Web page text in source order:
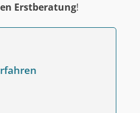
Erstberatung!